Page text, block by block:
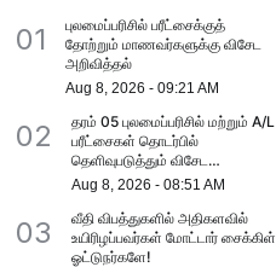
01
புலமைப்பரிசில் பரீட்சைக்குத்
தோற்றும் மாணவர்களுக்கு விசேட
அறிவித்தல்
Aug 8, 2026 -09:21 AM
02
தரம் 05 புலமைப்பரிசில் மற்றும் A/L
பரீட்சைகள் தொடர்பில்
தெளிவுபடுத்தும் விசேட
ஊடகவியலாளர் சந்திப்பு
Aug 8, 2026 -08:51 AM
03
வீதி விபத்துகளில் அதிகளவில்
உயிரிழப்பவர்கள் மோட்டார் சைக்கிள்
ஓட்டுநர்களே!